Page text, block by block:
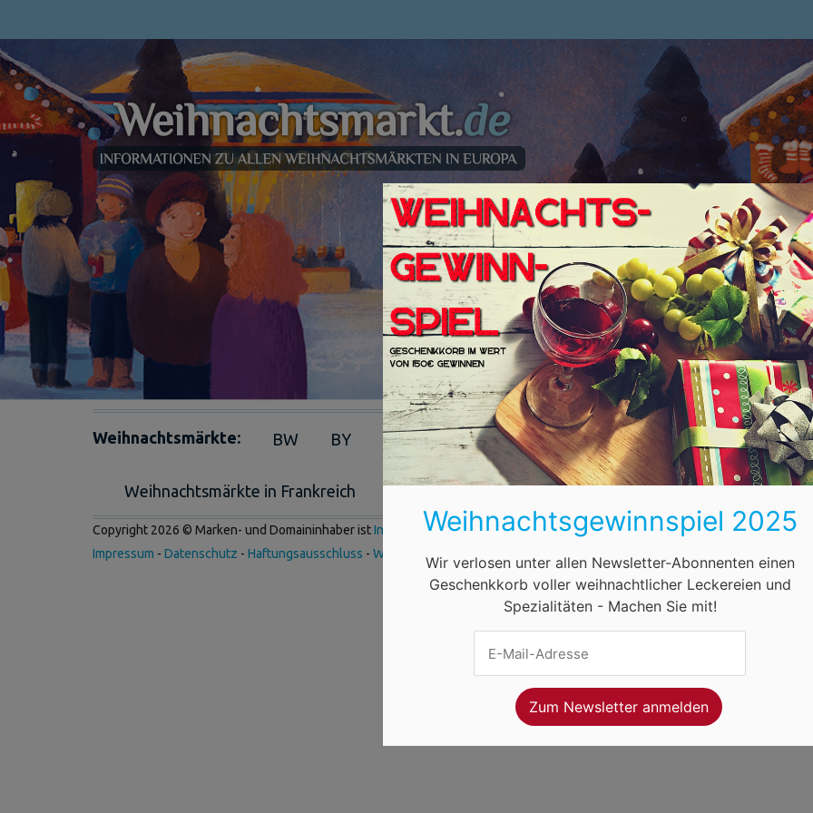
Weihnachtsmärkte: BW BY BE BB HB HH HE MV NI NW
Weihnachtsmärkte in Frankreich Weihnachtsmärkte in Österreich Öffnungszeiten
Copyright 2026 © Marken- und Domaininhaber istInternet Ventures . Webseitenbetreiber istVolo Media.
Impressum - Datenschutz - Haftungsausschluss - Werbung
Weihnachtsgewinnspiel 2025
Wir verlosen unter allen Newsletter-Abonnenten einen
Geschenkkorb voller weihnachtlicher Leckereien und
Spezialitäten - Machen Sie mit!